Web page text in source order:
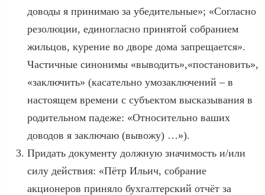
доводы я принимаю за убедительные»; «Согласно
резолюции, единогласно принятой собранием
жильцов, курение во дворе дома запрещается».
Частичные синонимы «выводить»,«постановить»,
«заключить» (касательно умозаключений – в
настоящем времени с субъектом высказывания в
родительном падеже: «Относительно ваших
доводов я заключаю (вывожу) …»).
Придать документу должную значимость и/или
силу действия: «Пётр Ильич, собрание
акционеров приняло бухгалтерский отчёт за